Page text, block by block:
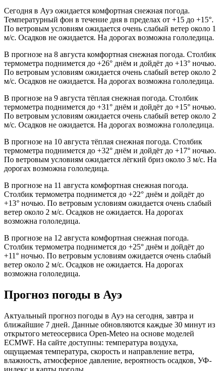
Сегодня в Ауэ ожидается комфортная снежная погода.
Температурный фон в течение дня в пределах от +15 до +15°.
По ветровым условиям ожидается очень слабый ветер около 1
м/с. Осадков не ожидается. На дорогах возможна гололедица.
В прогнозе на 8 августа комфортная снежная погода. Столбик
термометра поднимется до +26° днём и дойдёт до +13° ночью.
По ветровым условиям ожидается очень слабый ветер около 2
м/с. Осадков не ожидается. На дорогах возможна гололедица.
В прогнозе на 9 августа тёплая снежная погода. Столбик
термометра поднимется до +31° днём и дойдёт до +15° ночью.
По ветровым условиям ожидается очень слабый ветер около 2
м/с. Осадков не ожидается. На дорогах возможна гололедица.
В прогнозе на 10 августа тёплая снежная погода. Столбик
термометра поднимется до +32° днём и дойдёт до +17° ночью.
По ветровым условиям ожидается лёгкий бриз около 3 м/с. На
дорогах возможна гололедица.
В прогнозе на 11 августа комфортная снежная погода.
Столбик термометра поднимется до +22° днём и дойдёт до
+13° ночью. По ветровым условиям ожидается очень слабый
ветер около 2 м/с. Осадков не ожидается. На дорогах
возможна гололедица.
В прогнозе на 12 августа комфортная снежная погода.
Столбик термометра поднимется до +25° днём и дойдёт до
+11° ночью. По ветровым условиям ожидается очень слабый
ветер около 2 м/с. Осадков не ожидается. На дорогах
возможна гололедица.
Прогноз погоды в Ауэ
Актуальный прогноз погоды в Ауэ на сегодня, завтра и
ближайшие 7 дней. Данные обновляются каждые 30 минут из
открытого метеосервиса Open-Meteo на основе моделей
ECMWF. На сайте доступны: температура воздуха,
ощущаемая температура, скорость и направление ветра,
влажность, атмосферное давление, вероятность осадков, УФ-